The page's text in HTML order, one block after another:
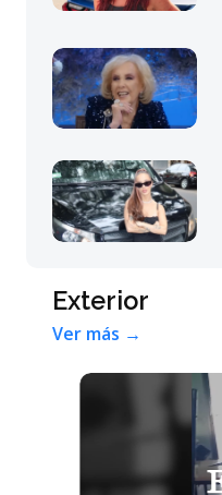
Exterior
Ver más →